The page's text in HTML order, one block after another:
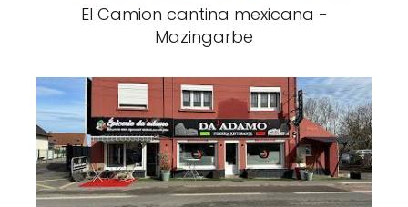
El Camion cantina mexicana -
Mazingarbe